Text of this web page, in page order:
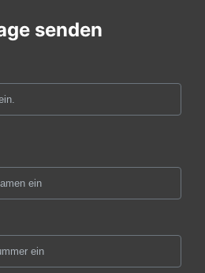
senden